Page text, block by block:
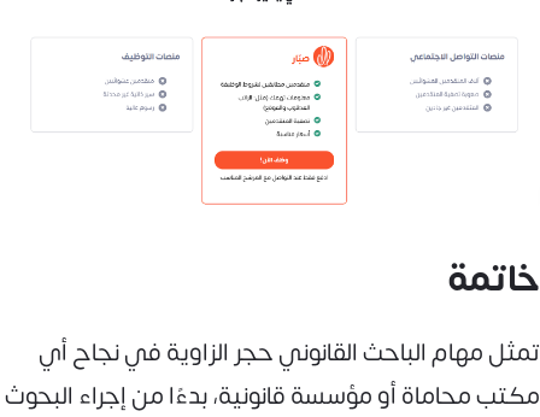
خاتمة
تمثل مهام الباحث القانوني حجر الزاوية في نجاح أي
مكتب محاماة أو مؤسسة قانونية، بدءًا من إجراء البحوث